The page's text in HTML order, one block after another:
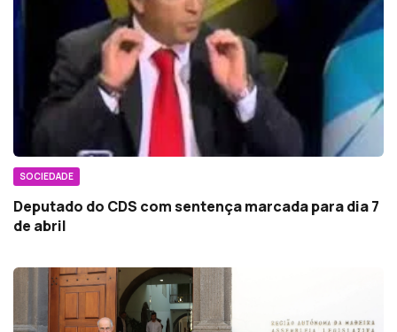
SOCIEDADE
Deputado do CDS com sentença marcada para dia 7
de abril